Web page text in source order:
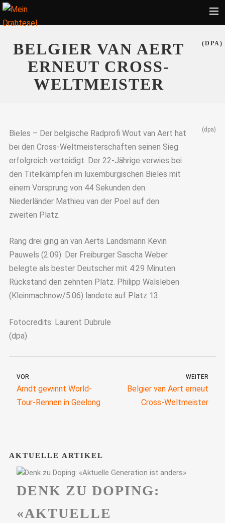
Ratgeber
Suche
BELGIER VAN AERT
ERNEUT CROSS-
WELTMEISTER
(DPA)
Bieles – Der belgische Radprofi Wout van Aert hat
bei den Cross-Weltmeisterschaften seinen Sieg
erfolgreich verteidigt. Der 22-Jährige verwies bei
den Titelkämpfen im luxemburgischen Bieles mit
einem Vorsprung von 44 Sekunden den
Niederländer Mathieu van der Poel auf den
zweiten Platz.
Rang drei ging an van Aerts Landsmann Kevin
Pauwels (2:09). Der Freiburger Sascha Weber
belegte als bester Deutscher mit 4:29 Minuten
Rückstand den zehnten Platz. Philipp Walsleben
(Kleinmachnow/5:06) landete auf Platz 13.
Fotocredits: Laurent Dubrule
(dpa)
(dpa)
VOR
Arndt gewinnt World-
Tour-Rennen in Geelong
WEITER
Belgier van Aert erneut
Cross-Weltmeister
AKTUELLE ARTIKEL
DENK ZU DOPING:
«AKTUELLE